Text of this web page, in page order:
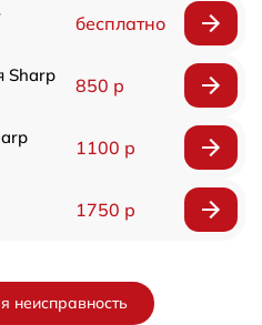
бесплатно
Sharp
850 р
1100 р
1750 р
неисправность